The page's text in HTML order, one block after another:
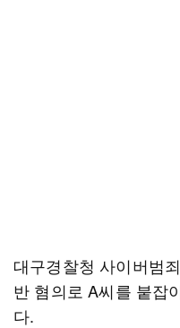
대구경찰청 사이버범
반 혐의로 A씨를 붙잡
다.